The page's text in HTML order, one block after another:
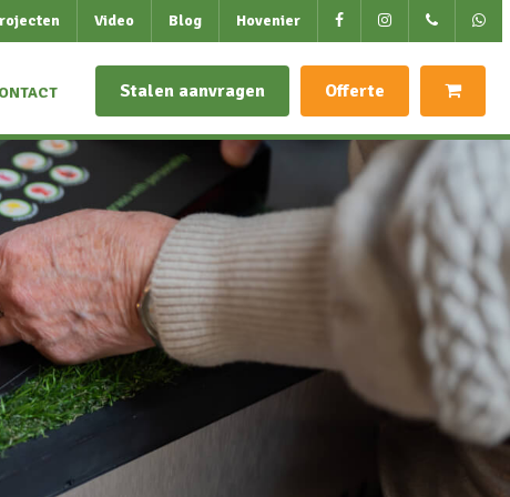
Video Blog Hovenier
Stalen aanvragen Offerte